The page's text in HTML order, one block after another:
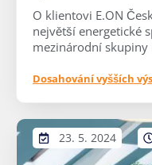
O klientovi E.ON
největší energetické
mezinárodní skupiny
Dosahování vyšších
23. 5. 2024